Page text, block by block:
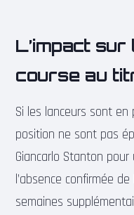
L’impact
course au
Si les lanceurs sont en
position ne sont pas
Giancarlo Stanton
l’absence confirmée
semaines